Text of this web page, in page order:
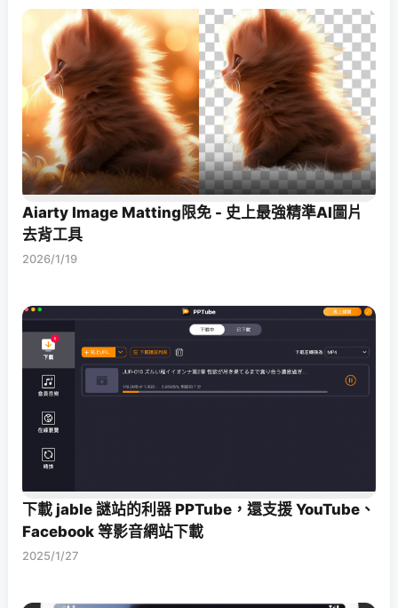
Aiarty Image Matting限免 - 史上最強精準AI圖片
去背工具
2026/1/19
下載 jable 謎站的利器 PPTube，還支援 YouTube、
Facebook 等影音網站下載
2025/1/27